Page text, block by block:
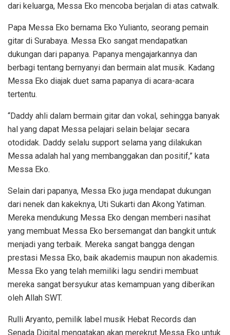
dari keluarga, Messa Eko mencoba berjalan di atas catwalk.
Papa Messa Eko bernama Eko Yulianto, seorang pemain
gitar di Surabaya. Messa Eko sangat mendapatkan
dukungan dari papanya. Papanya mengajarkannya dan
berbagi tentang bernyanyi dan bermain alat musik. Kadang
Messa Eko diajak duet sama papanya di acara-acara
tertentu.
“Daddy ahli dalam bermain gitar dan vokal, sehingga banyak
hal yang dapat Messa pelajari selain belajar secara
otodidak. Daddy selalu support selama yang dilakukan
Messa adalah hal yang membanggakan dan positif,” kata
Messa Eko.
Selain dari papanya, Messa Eko juga mendapat dukungan
dari nenek dan kakeknya, Uti Sukarti dan Akong Yatiman.
Mereka mendukung Messa Eko dengan memberi nasihat
yang membuat Messa Eko bersemangat dan bangkit untuk
menjadi yang terbaik. Mereka sangat bangga dengan
prestasi Messa Eko, baik akademis maupun non akademis.
Messa Eko yang telah memiliki lagu sendiri membuat
mereka sangat bersyukur atas kemampuan yang diberikan
oleh Allah SWT.
Rulli Aryanto, pemilik label musik Hebat Records dan
Senada Digital mengatakan akan merekrut Messa Eko untuk